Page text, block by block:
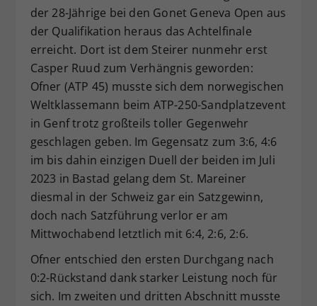
der 28-Jährige bei den Gonet Geneva Open aus
der Qualifikation heraus das Achtelfinale
erreicht. Dort ist dem Steirer nunmehr erst
Casper Ruud zum Verhängnis geworden:
Ofner (ATP 45) musste sich dem norwegischen
Weltklassemann beim ATP-250-Sandplatzevent
in Genf trotz großteils toller Gegenwehr
geschlagen geben. Im Gegensatz zum 3:6, 4:6
im bis dahin einzigen Duell der beiden im Juli
2023 in Bastad gelang dem St. Mareiner
diesmal in der Schweiz gar ein Satzgewinn,
doch nach Satzführung verlor er am
Mittwochabend letztlich mit 6:4, 2:6, 2:6.
Ofner entschied den ersten Durchgang nach
0:2-Rückstand dank starker Leistung noch für
sich. Im zweiten und dritten Abschnitt musste
Zweck
Dieser Wert speichert Ihre Consent-
Einstellungen. Unter anderem eine
zufällig generierte ID, für die
historische Speicherung Ihrer
vorgenommen Einstellungen, falls der
Webseiten-Betreiber dies eingestellt
hat.